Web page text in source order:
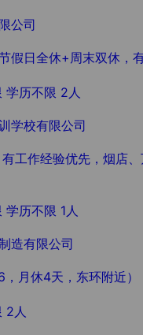
公司
假日全休+周末双休，有
学历不限 2人
学校有限公司
工作经验优先，烟店
学历不限 1人
造有限公司
月休4天，东环附近）
2人